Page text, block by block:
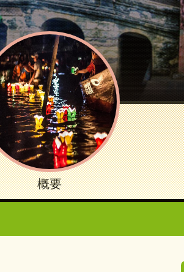
概要